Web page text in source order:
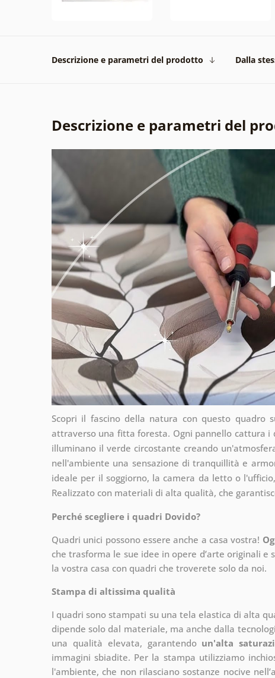
Descrizione e parametri del prodotto Dalla
Descrizione e parametri del
Scopri il fascino della natura con questo
attraverso una fitta foresta. Ogni pannello cattura
illuminano il verde circostante creando
nell'ambiente una sensazione di tranquillità e
ideale per il soggiorno, la camera da letto o
Realizzato con materiali di alta qualità, che
Perché scegliere i quadri Dovido?
Quadri unici possono essere anche a casa vostra!
che trasforma le sue idee in opere d’arte originali
la vostra casa con quadri che troverete solo da noi.
Stampa di altissima qualità
I quadri sono stampati su una tela elastica di alta
dipende solo dal materiale, ma anche dalla
una qualità elevata, garantendo un'alta
immagini sbiadite. Per la stampa utilizziamo
l'ambiente, che non rilasciano sostanze nocive